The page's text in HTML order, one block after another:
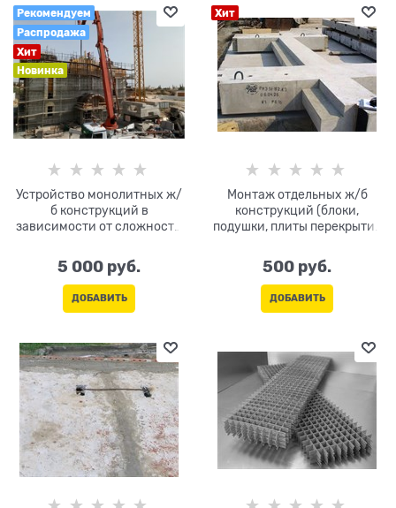
Рекомендуем
Распродажа
Хит
Новинка
Устройство монолитных ж/
б конструкций в
зависимости от сложности
5 000 руб.
ДОБАВИТЬ
Хит
Монтаж отдельных ж/б
конструкций (блоки,
подушки, плиты перекрытия
500 руб.
ДОБАВИТЬ